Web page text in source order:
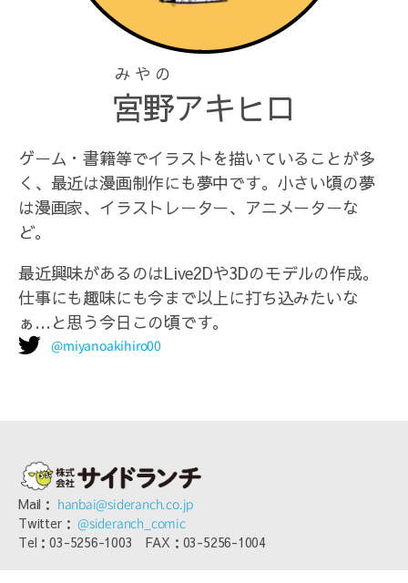
宮野
みやの
アキヒロ
ゲーム・書籍等でイラストを描いていることが多
く、最近は漫画制作にも夢中です。小さい頃の夢
は漫画家、イラストレーター、アニメーターな
ど。
最近興味があるのはLive2Dや3Dのモデルの作成。
仕事にも趣味にも今まで以上に打ち込みたいな
ぁ…と思う今日この頃です。
@miyanoakihiro00
Mail： hanbai@sideranch.co.jp
Twitter：@sideranch_comic
Tel：03-5256-1003 FAX：03-5256-1004